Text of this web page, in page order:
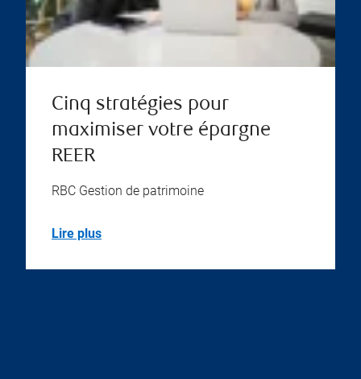
Cinq stratégies pour
maximiser votre épargne
REER
RBC Gestion de patrimoine
Lire plus